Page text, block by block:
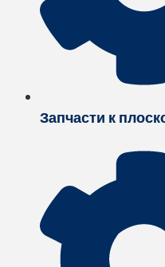
Запчасти к